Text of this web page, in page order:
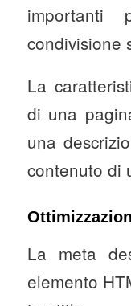
importanti
condivisione
La
di una
una
contenuto di
La meta
elemento